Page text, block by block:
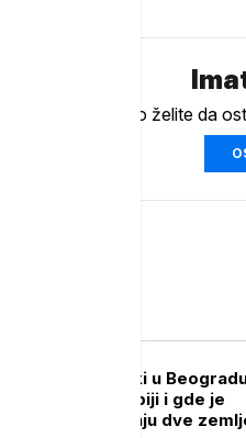
Ukoliko želite da
Volodimir Zelenski u
donosi poseta Srbiji i gde je
prostor za saradnju dve